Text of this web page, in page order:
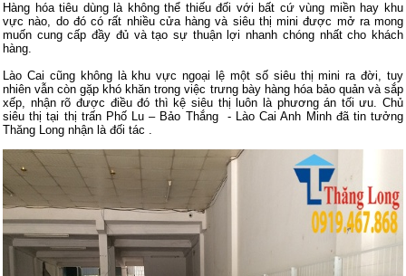
Hàng hóa tiêu dùng là không thể thiếu đối với bất cứ vùng miền hay khu
vực nào, do đó có rất nhiều cửa hàng và siêu thị mini được mở ra mong
muốn cung cấp đầy đủ và tạo sự thuận lợi nhanh chóng nhất cho khách
hàng.
Lào Cai cũng không là khu vực ngoại lệ một số siêu thị mini ra đời, tuy
nhiên vẫn còn gặp khó khăn trong việc trưng bày hàng hóa bảo quản và sắp
xếp, nhận rõ được điều đó thì kệ siêu thị luôn là phương án tối ưu. Chủ
siêu thị tại thị trấn Phố Lu – Bảo Thắng - Lào Cai Anh Minh đã tin tưởng
Thăng Long nhận là đối tác .